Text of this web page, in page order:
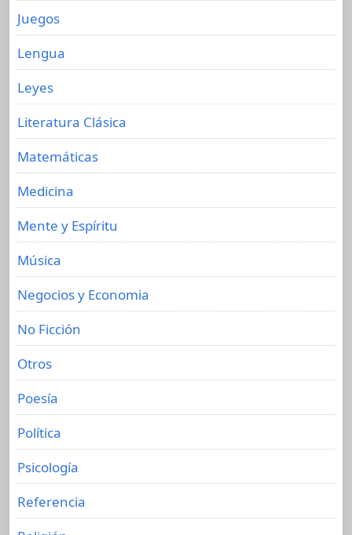
Juegos
Lengua
Leyes
Literatura Clásica
Matemáticas
Medicina
Mente y Espíritu
Música
Negocios y Economia
No Ficción
Otros
Poesía
Política
Psicología
Referencia